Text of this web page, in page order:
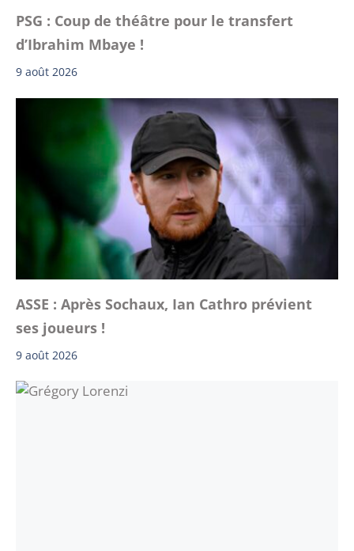
PSG : Coup de théâtre pour le transfert
d’Ibrahim Mbaye !
9 août 2026
ASSE : Après Sochaux, Ian Cathro prévient
ses joueurs !
9 août 2026